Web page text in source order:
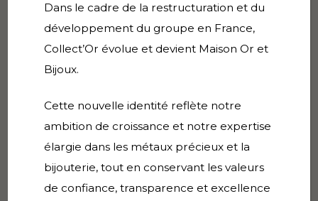
quantité
Menottes
PANIER
Description
Bijoux de seconde main – or 18 carats
Dans le cadre de la restructuration et du
développement du groupe en France,
Collect’Or évolue et devient Maison Or et
Bijoux.
Cette nouvelle identité reflète notre
ambition de croissance et notre expertise
élargie dans les métaux précieux et la
bijouterie, tout en conservant les valeurs
de confiance, transparence et excellence